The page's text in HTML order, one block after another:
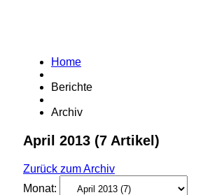
Home
Berichte
Archiv
April 2013 (7 Artikel)
Zurück zum Archiv
Monat: